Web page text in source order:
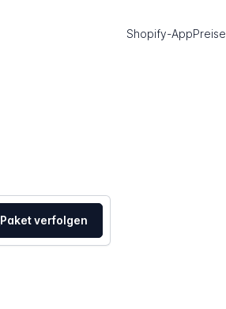
Shopify-AppPreise
Paket verfolgen